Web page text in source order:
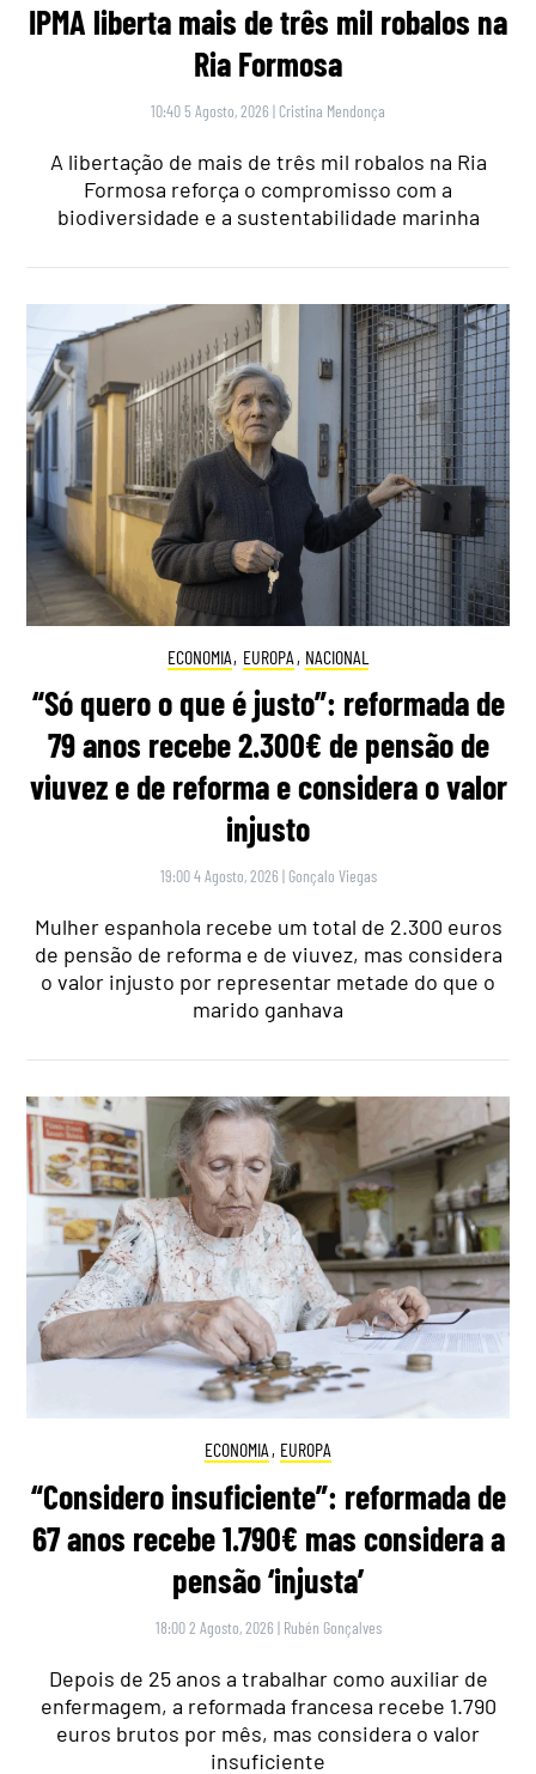
IPMA liberta mais de três mil robalos na
Ria Formosa
10:40 5 Agosto, 2026 | Cristina Mendonça
A libertação de mais de três mil robalos na Ria
Formosa reforça o compromisso com a
biodiversidade e a sustentabilidade marinha
ECONOMIA, EUROPA , NACIONAL
“Só quero o que é justo”: reformada de
79 anos recebe 2.300€ de pensão de
viuvez e de reforma e considera o valor
injusto
19:00 4 Agosto, 2026 | Gonçalo Viegas
Mulher espanhola recebe um total de 2.300 euros
de pensão de reforma e de viuvez, mas considera
o valor injusto por representar metade do que o
marido ganhava
ECONOMIA , EUROPA
“Considero insuficiente”: reformada de
67 anos recebe 1.790€ mas considera a
pensão ‘injusta’
18:00 2 Agosto, 2026 | Rubén Gonçalves
Depois de 25 anos a trabalhar como auxiliar de
enfermagem, a reformada francesa recebe 1.790
euros brutos por mês, mas considera o valor
insuficiente